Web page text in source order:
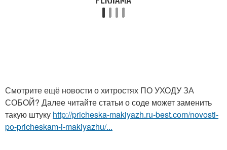
Смотрите ещё новости о хитростях ПО УХОДУ ЗА
СОБОЙ? Далее читайте статьи о соде может заменить
такую штуку http://pricheska-makiyazh.ru-best.com/novosti-
po-pricheskam-i-makiyazhu/...